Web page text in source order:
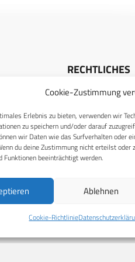
Cookie-Zustimmung
Erlebnis zu bieten, verwenden wir
zu speichern und/oder darauf
wir Daten wie das Surfverhalten oder
du deine Zustimmung nicht erteilst
Funktionen beeinträchtigt werden.
Ablehnen
Cookie-Richtlinie
RECHTLICHES
Cookie-Richtlinie
AGB
Compliance